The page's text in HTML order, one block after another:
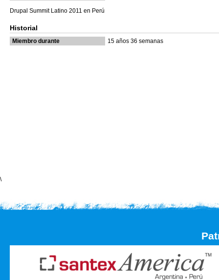
Drupal Summit Latino 2011 en Perú
Historial
Miembro durante 15 años 36 semanas
\